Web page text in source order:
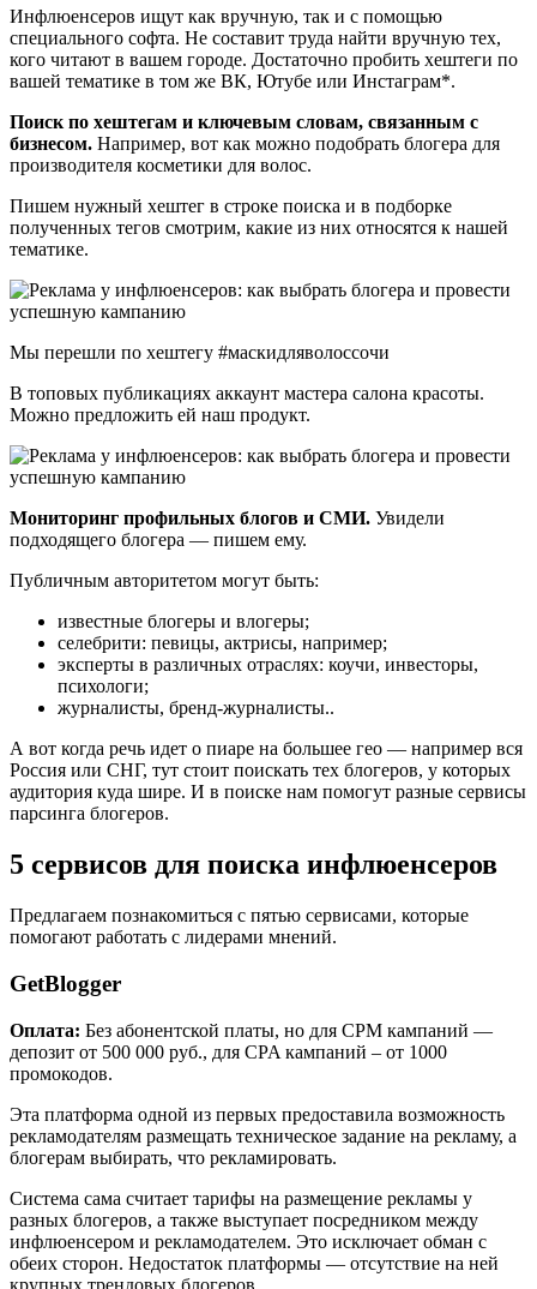
Инфлюенсеров ищут как вручную, так и с помощью
специального софта. Не составит труда найти вручную тех,
кого читают в вашем городе. Достаточно пробить хештеги по
вашей тематике в том же ВК, Ютубе или Инстаграм*.
Поиск по хештегам и ключевым словам, связанным с
бизнесом. Например, вот как можно подобрать блогера для
производителя косметики для волос.
Пишем нужный хештег в строке поиска и в подборке
полученных тегов смотрим, какие из них относятся к нашей
тематике.
Мы перешли по хештегу #маскидляволоссочи
В топовых публикациях аккаунт мастера салона красоты.
Можно предложить ей наш продукт.
Мониторинг профильных блогов и СМИ. Увидели
подходящего блогера — пишем ему.
Публичным авторитетом могут быть:
известные блогеры и влогеры;
селебрити: певицы, актрисы, например;
эксперты в различных отраслях: коучи, инвесторы,
психологи;
журналисты, бренд-журналисты..
А вот когда речь идет о пиаре на большее гео — например вся
Россия или СНГ, тут стоит поискать тех блогеров, у которых
аудитория куда шире. И в поиске нам помогут разные сервисы
парсинга блогеров.
5 сервисов для поиска инфлюенсеров
Предлагаем познакомиться с пятью сервисами, которые
помогают работать с лидерами мнений.
GetBlogger
Оплата: Без абонентской платы, но для CPM кампаний —
депозит от 500 000 руб., для CPA кампаний – от 1000
промокодов.
Эта платформа одной из первых предоставила возможность
рекламодателям размещать техническое задание на рекламу, а
блогерам выбирать, что рекламировать.
Система сама считает тарифы на размещение рекламы у
разных блогеров, а также выступает посредником между
инфлюенсером и рекламодателем. Это исключает обман с
обеих сторон. Недостаток платформы — отсутствие на ней
крупных трендовых блогеров.